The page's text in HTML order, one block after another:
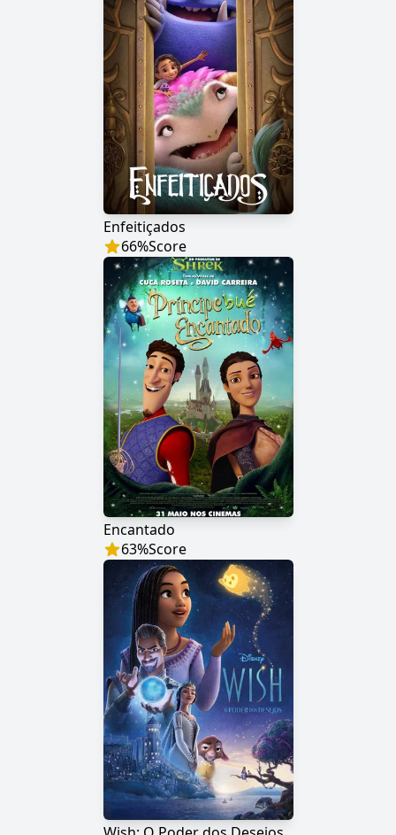
Enfeitiçados
66%Score
Encantado
63%Score